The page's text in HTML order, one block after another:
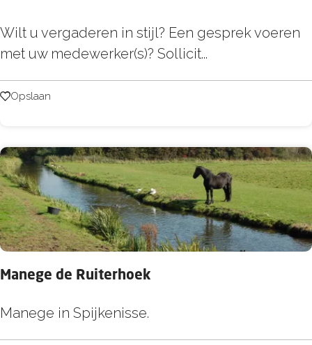
2
n
O
c
e
Wilt u vergaderen in stijl? Een gesprek voeren
met uw medewerker(s)? Sollicit...
Opslaan
Opslaan
Manege de Ruiterhoek
M
Manege in Spijkenisse.